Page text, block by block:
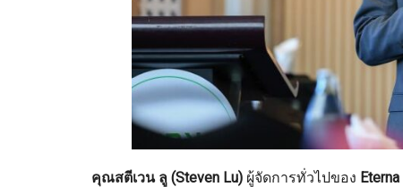
คุณสตีเวน ลู (Steven Lu) ผู้จัดการทั่วไปของ Eterna